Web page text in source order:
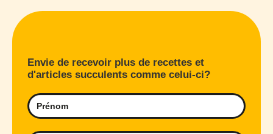
Envie de recevoir plus de recettes et
d'articles succulents comme celui-ci?